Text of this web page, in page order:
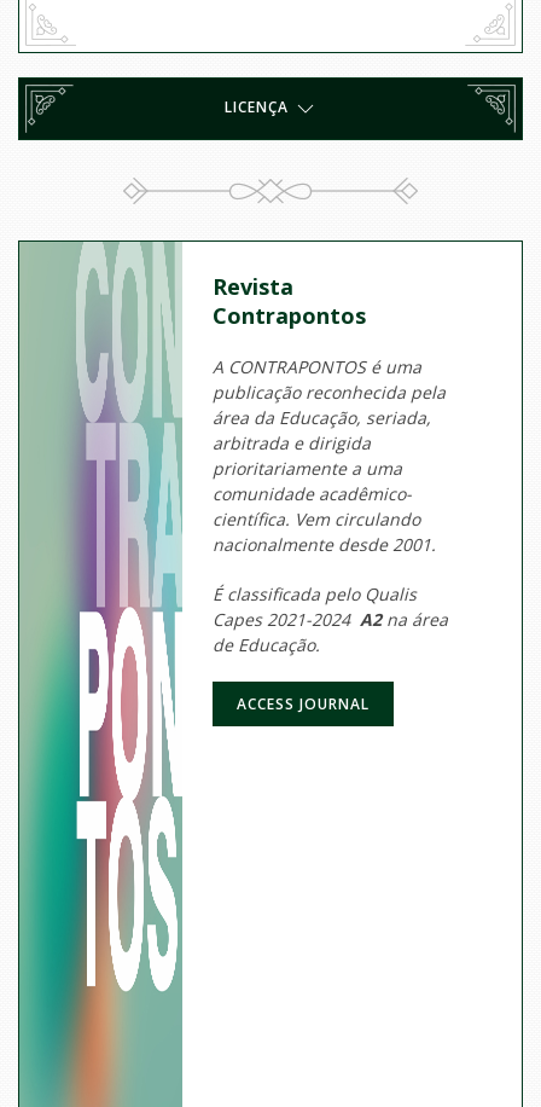
LICENÇA
Revista
Contrapontos
A CONTRAPONTOS é uma
publicação reconhecida pela
área da Educação, seriada,
arbitrada e dirigida
prioritariamente a uma
comunidade acadêmico-
científica. Vem circulando
nacionalmente desde 2001.
É classificada pelo Qualis
Capes 2021-2024A2na área
de Educação.
ACCESS JOURNAL